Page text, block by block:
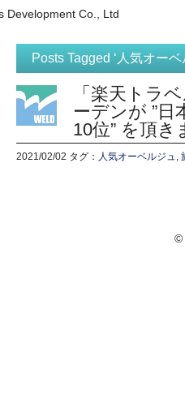
Development Co., Ltd
Posts Tagged ‘人気オーベ
「楽天トラ
ーデンが ”
10位” を頂き
2021/02/02 タグ： 人気オーベルジュ,
©